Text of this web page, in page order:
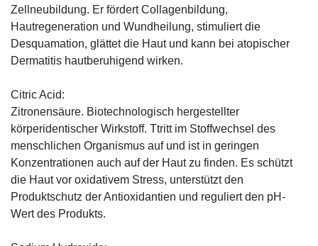
Zellneubildung. Er fördert Collagenbildung,
Hautregeneration und Wundheilung, stimuliert die
Desquamation, glättet die Haut und kann bei atopischer
Dermatitis hautberuhigend wirken.
Citric Acid:
Zitronensäure. Biotechnologisch hergestellter
körperidentischer Wirkstoff. Ttritt im Stoffwechsel des
menschlichen Organismus auf und ist in geringen
Konzentrationen auch auf der Haut zu finden. Es schützt
die Haut vor oxidativem Stress, unterstützt den
Produktschutz der Antioxidantien und reguliert den pH-
Wert des Produkts.